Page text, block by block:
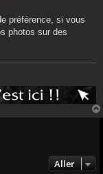
préférence, si vous
photos sur des
Aller